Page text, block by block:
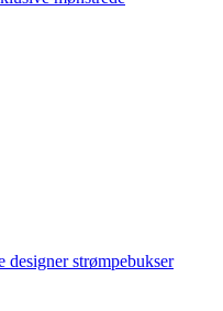
designer strømpebukser